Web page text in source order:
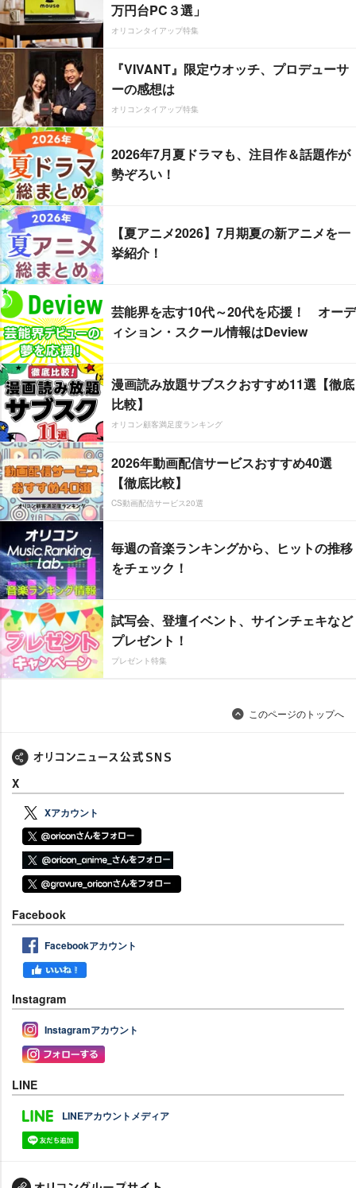
万円台PC３選」
オリコンタイアップ特集
『VIVANT』限定ウオッチ、プロデューサ
ーの感想は
オリコンタイアップ特集
2026年7月夏ドラマも、注目作＆話題作が
勢ぞろい！
【夏アニメ2026】7月期夏の新アニメを一
挙紹介！
芸能界を志す10代～20代を応援！ オーデ
ィション・スクール情報はDeview
漫画読み放題サブスクおすすめ11選【徹底
比較】
オリコン顧客満足度ランキング
2026年動画配信サービスおすすめ40選
【徹底比較】
CS動画配信サービス20選
毎週の音楽ランキングから、ヒットの推移
をチェック！
試写会、登壇イベント、サインチェキなど
プレゼント！
プレゼント特集
このページのトップへ
X
Xアカウント
Facebook
Facebookアカウント
Instagram
Instagramアカウント
LINE
LINEアカウントメディア